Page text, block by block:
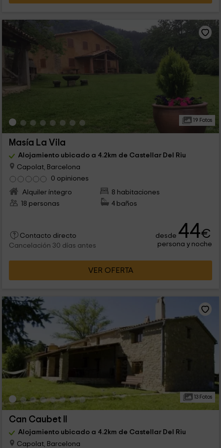
19 Fotos
Masía La Vila
Alojamiento ubicado a 4.2km de Castellar Del Riu
Capolat, Barcelona
0 opiniones
Alquiler íntegro
8 habitaciones
18 personas
4 baños
Contacto directo
Cancelación 30 días antes
desde 44€
persona y noche
VER OFERTA
13 Fotos
Can Caubet II
Alojamiento ubicado a 4.2km de Castellar Del Riu
Capolat, Barcelona